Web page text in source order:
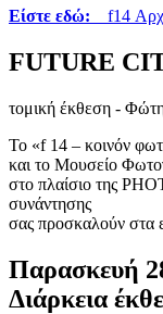
Είστε εδώ: f14
FUTURE
τομική έκθεση -
Το «f 14 – κοινόν
και το Μουσείο
στο πλαίσιο της
συνάντησης
σας προσκαλούν στα
Παρασκευή
Διάρκεια